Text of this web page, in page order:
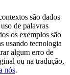
são dados
de palavras
os exemplos são
usando tecnologia
algum erro de
ou na tradução,
nós.